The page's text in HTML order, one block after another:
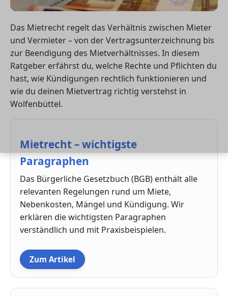
Das Mietrecht regelt das Verhältnis zwischen Mieter
und Vermieter – von der Vertragsunterzeichnung bis
zur Beendigung des Mietverhältnisses. In diesem
Ratgeber erfährst du, welche Rechte und Pflichten du
hast, wie Kündigungen rechtlich funktionieren und
wie du deinen Mietvertrag richtig verstehst in
Wolfenbüttel.
Mietrecht – wichtigste
Paragraphen
Das Bürgerliche Gesetzbuch (BGB) enthält alle
relevanten Regelungen rund um Miete,
Nebenkosten, Mängel und Kündigung. Wir
erklären die wichtigsten Paragraphen
verständlich und mit Praxisbeispielen.
Zum Artikel